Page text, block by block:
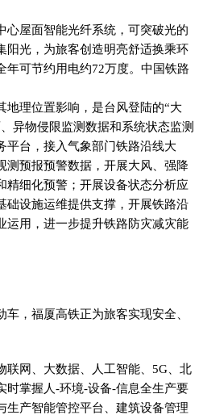
心屋面智能光纤系统，可突破光的
阳光，为旅客创造明亮舒适换乘环
年可节约用电约72万度。中国铁路
地理位置影响，是台风登陆的“大
异物侵限监测数据和系统状态监测
平台，接入气象部门铁路沿线大
测预报预警数据，开展大风、强降
精细化预警；开展设备状态分析应
础设施运维提供支撑，开展铁路沿
运用，进一步提升铁路防灾减灾能
，福厦高铁正为旅客实现安全、
联网、大数据、人工智能、5G、北
时掌握人-环境-设备-信息全生产要
生产智能管控平台、建筑设备管理